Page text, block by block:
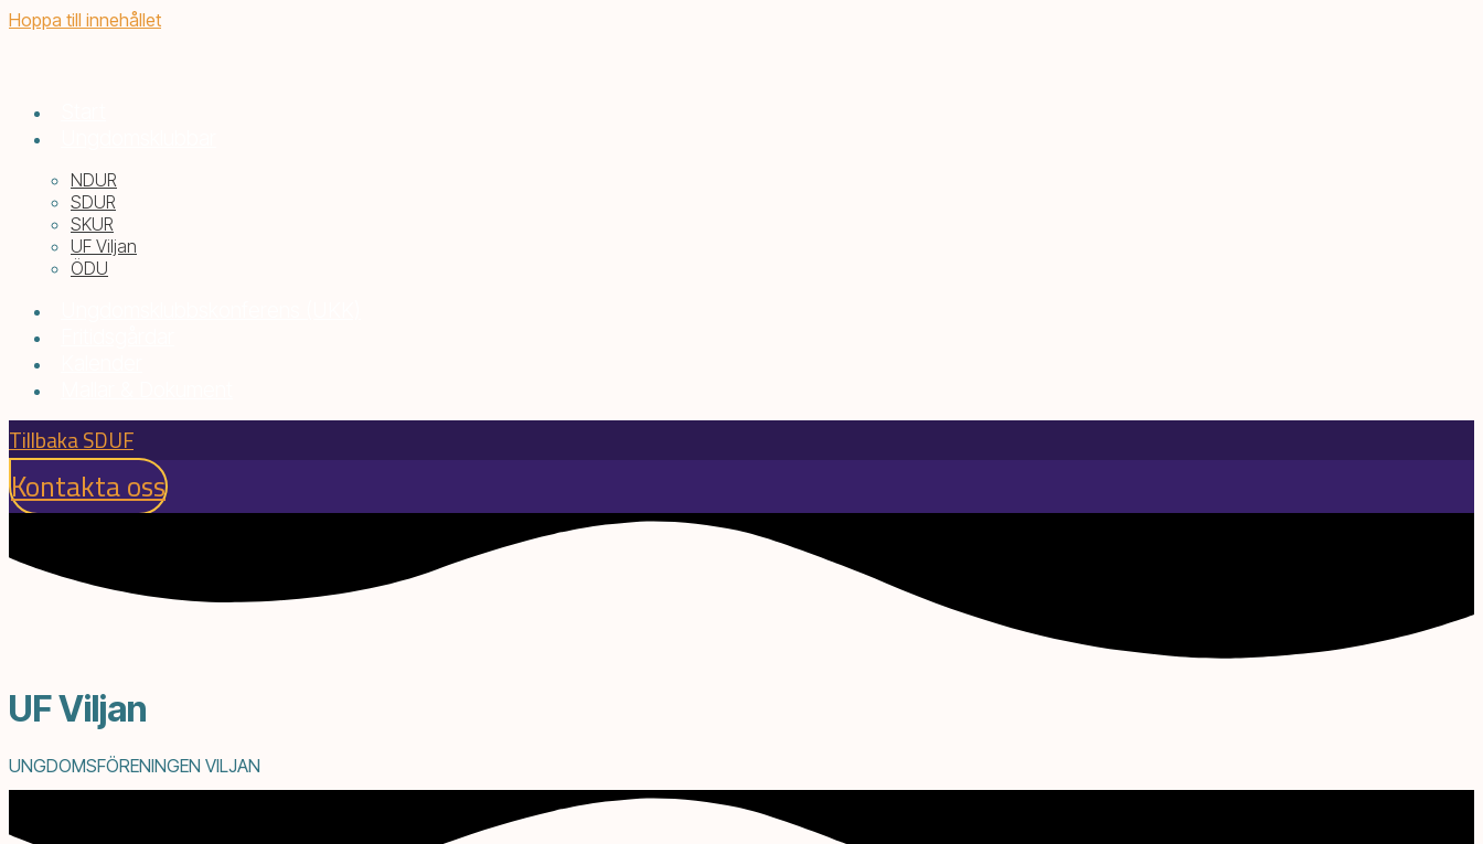
Hoppa till innehållet
NDUR
SDUR
SKUR
UF Viljan
ÖDU
Tillbaka SDUF
Kontakta oss
UF Viljan
UNGDOMSFÖRENINGEN VILJAN